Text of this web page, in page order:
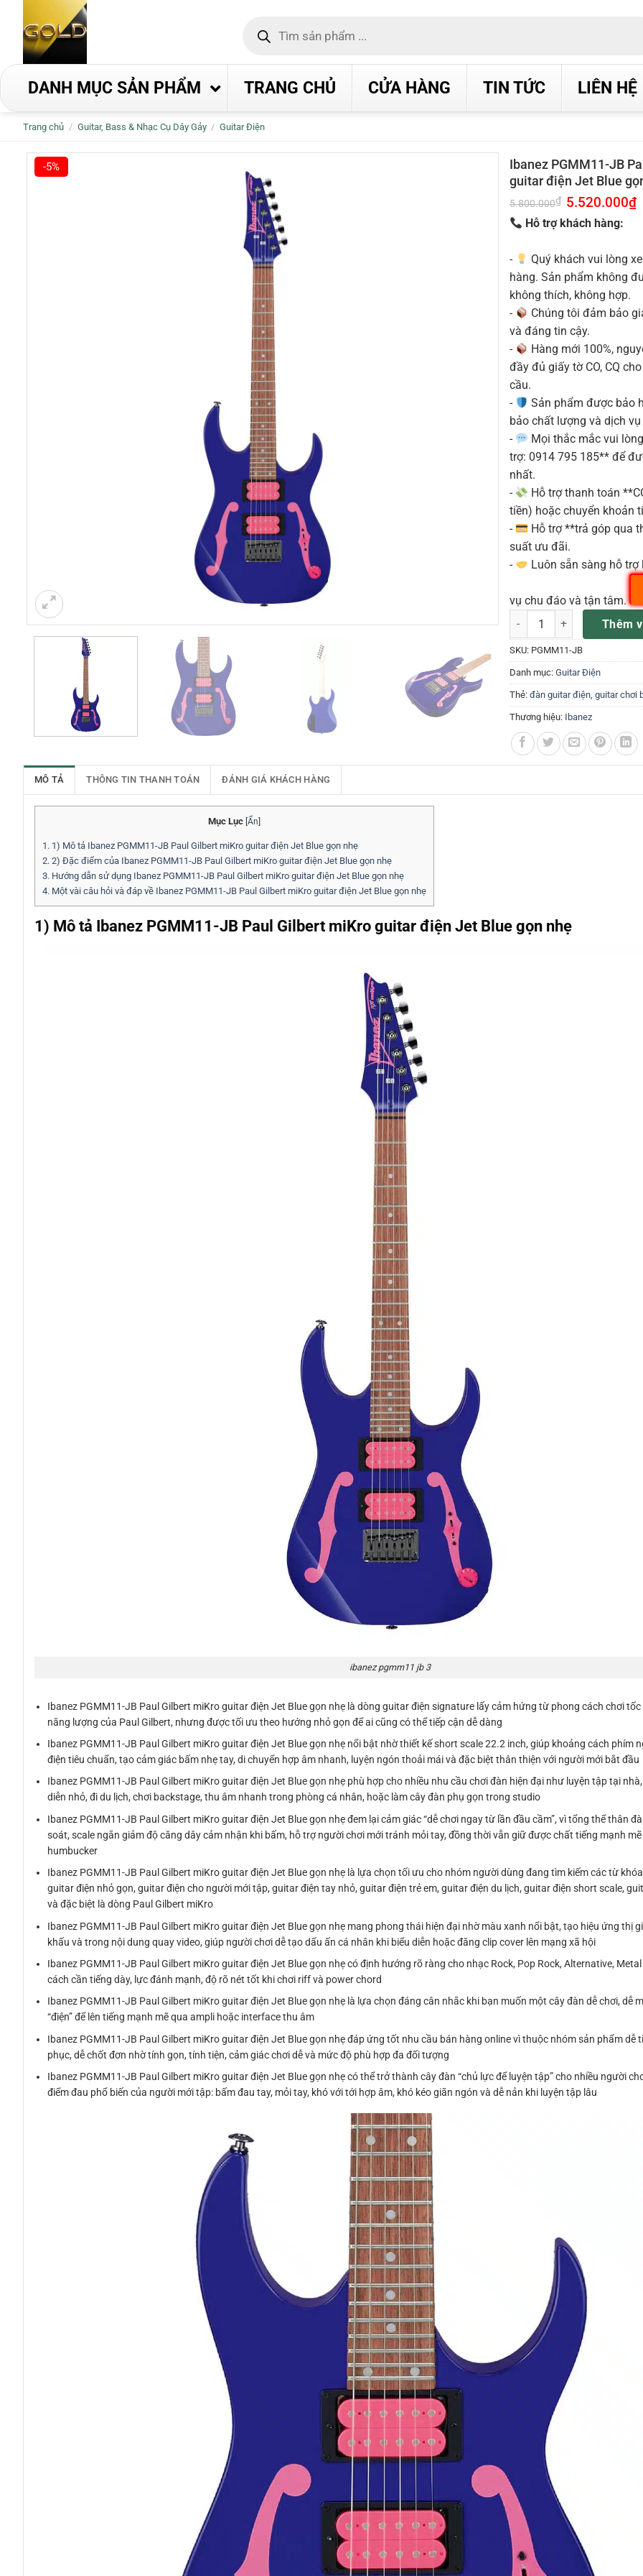
dung
kiếm
DANH MỤC SẢN PHẨM TRANG CHỦ CỬA HÀNG TIN TỨC LIÊN HỆ
Trang chủ / Guitar, Bass & Nhạc Cụ Dây Gảy / Guitar Điện
-5%
Ibanez PGMM11-JB
guitar điện Jet Blue
5.800.000₫ Giá
gốc
là:
5.800.000₫.
5.520.000₫
Hỗ trợ khách hàng:
-
Quý khách vui lòng
hàng. Sản phẩm không
không thích, không hợp.
-
Chúng tôi đảm bảo
và đáng tin cậy.
-
Hàng mới 100%,
đầy đủ giấy tờ CO, CQ
cầu.
-
Sản phẩm được bảo
bảo chất lượng và dịch
-
Mọi thắc mắc vui
trợ: 0914 795 185** để
nhất.
-
Hỗ trợ thanh toán
tiền) hoặc chuyển khoản
-
Hỗ trợ **trả góp qua
suất ưu đãi.
-
Luôn sẵn sàng hỗ
vụ chu đáo và tận tâm.
Ibanez PGMM11-JB Paul
Thêm
SKU: PGMM11-JB
Danh mục: Guitar Điện
Thẻ: đàn guitar điện, guitar chơi
Thương hiệu: Ibanez
MÔ TẢ THÔNG TIN THANH TOÁN ĐÁNH GIÁ KHÁCH HÀNG
Mục Lục Ẩn
1. 1) Mô tả Ibanez PGMM11-JB Paul Gilbert miKro guitar điện Jet Blue gọn nhẹ
2. 2) Đặc điểm của Ibanez PGMM11-JB Paul Gilbert miKro guitar điện Jet Blue gọn nhẹ
3. Hướng dẫn sử dụng Ibanez PGMM11-JB Paul Gilbert miKro guitar điện Jet Blue gọn nhẹ
4. Một vài câu hỏi và đáp về Ibanez PGMM11-JB Paul Gilbert miKro guitar điện Jet Blue gọn nhẹ
1) Mô tả Ibanez PGMM11-JB Paul Gilbert miKro guitar điện Jet Blue gọn nhẹ
ibanez pgmm11 jb 3
Ibanez PGMM11-JB Paul Gilbert miKro guitar điện Jet Blue gọn nhẹ là dòng guitar điện signature lấy cảm hứng từ phong cách chơi
năng lượng của Paul Gilbert, nhưng được tối ưu theo hướng nhỏ gọn để ai cũng có thể tiếp cận dễ dàng
Ibanez PGMM11-JB Paul Gilbert miKro guitar điện Jet Blue gọn nhẹ nổi bật nhờ thiết kế short scale 22.2 inch, giúp khoảng cách phím
điện tiêu chuẩn, tạo cảm giác bấm nhẹ tay, di chuyển hợp âm nhanh, luyện ngón thoải mái và đặc biệt thân thiện với người mới bắt đầu
Ibanez PGMM11-JB Paul Gilbert miKro guitar điện Jet Blue gọn nhẹ phù hợp cho nhiều nhu cầu chơi đàn hiện đại như luyện tập tại
diễn nhỏ, đi du lịch, chơi backstage, thu âm nhanh trong phòng cá nhân, hoặc làm cây đàn phụ gọn trong studio
Ibanez PGMM11-JB Paul Gilbert miKro guitar điện Jet Blue gọn nhẹ đem lại cảm giác “dễ chơi ngay từ lần đầu cầm”, vì tổng thể thân
soát, scale ngắn giảm độ căng dây cảm nhận khi bấm, hỗ trợ người chơi mới tránh mỏi tay, đồng thời vẫn giữ được chất tiếng mạnh
humbucker
Ibanez PGMM11-JB Paul Gilbert miKro guitar điện Jet Blue gọn nhẹ là lựa chọn tối ưu cho nhóm người dùng đang tìm kiếm các từ
guitar điện nhỏ gọn, guitar điện cho người mới tập, guitar điện tay nhỏ, guitar điện trẻ em, guitar điện du lịch, guitar điện short scale,
và đặc biệt là dòng Paul Gilbert miKro
Ibanez PGMM11-JB Paul Gilbert miKro guitar điện Jet Blue gọn nhẹ mang phong thái hiện đại nhờ màu xanh nổi bật, tạo hiệu ứng thị
khấu và trong nội dung quay video, giúp người chơi dễ tạo dấu ấn cá nhân khi biểu diễn hoặc đăng clip cover lên mạng xã hội
Ibanez PGMM11-JB Paul Gilbert miKro guitar điện Jet Blue gọn nhẹ có định hướng rõ ràng cho nhạc Rock, Pop Rock, Alternative,
cách cần tiếng dày, lực đánh mạnh, độ rõ nét tốt khi chơi riff và power chord
Ibanez PGMM11-JB Paul Gilbert miKro guitar điện Jet Blue gọn nhẹ là lựa chọn đáng cân nhắc khi bạn muốn một cây đàn dễ chơi, dễ
“điện” để lên tiếng mạnh mẽ qua ampli hoặc interface thu âm
Ibanez PGMM11-JB Paul Gilbert miKro guitar điện Jet Blue gọn nhẹ đáp ứng tốt nhu cầu bán hàng online vì thuộc nhóm sản phẩm dễ
phục, dễ chốt đơn nhờ tính gọn, tính tiện, cảm giác chơi dễ và mức độ phù hợp đa đối tượng
Ibanez PGMM11-JB Paul Gilbert miKro guitar điện Jet Blue gọn nhẹ có thể trở thành cây đàn “chủ lực để luyện tập” cho nhiều người
điểm đau phổ biến của người mới tập: bấm đau tay, mỏi tay, khó với tới hợp âm, khó kéo giãn ngón và dễ nản khi luyện tập lâu